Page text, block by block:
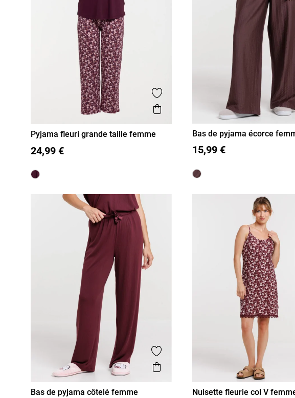
Ajouter aux favoris
Aperçu rapide
XL XXL
Pyjama fleuri grande taille femme
24,99 € S M
Bas de pyjama écorce
15,99 €
Ajouter aux favoris
Aperçu rapide
Bas de pyjama côtelé femme Nuisette fleurie col V